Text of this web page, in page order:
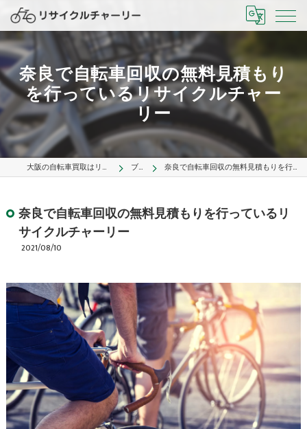
奈良で自転車回収の無料見積もり
を行っているリサイクルチャー
リー
大阪の自転車買取はリサイクルチャーリー ブログ 奈良で自転車回収の無料見積もりを行っているリサイクルチャーリー
奈良で自転車回収の無料見積もりを行っているリ
サイクルチャーリー
2021/08/10